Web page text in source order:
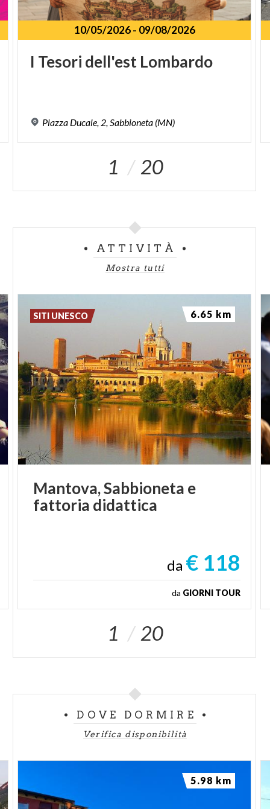
10/05/2026- 09/08/2026
I Tesori dell'est Lombardo
Piazza Ducale, 2,Sabbioneta (MN)
1 20
ATTIVITÀ
Mostra tutti
Mantova,Sabbioneta e
fattoria didattica
da € 118
da GIORNI TOUR
SITI UNESCO 6.65 km
1 20
DOVE DORMIRE
Verifica disponibilità
5.98 km